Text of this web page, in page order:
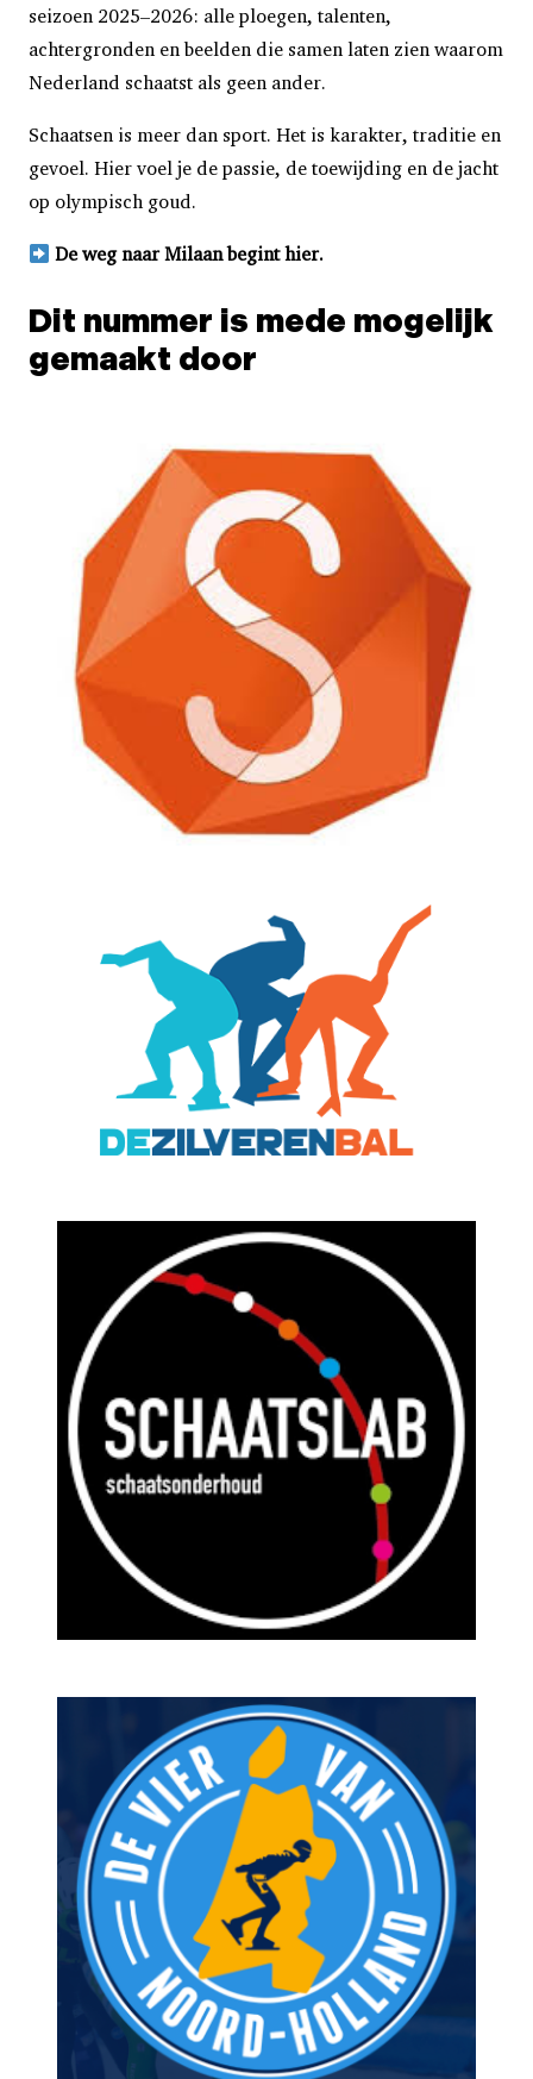
seizoen 2025–2026: alle ploegen, talenten,
achtergronden en beelden die samen laten zien waarom
Nederland schaatst als geen ander.
Schaatsen is meer dan sport. Het is karakter, traditie en
gevoel. Hier voel je de passie, de toewijding en de jacht
op olympisch goud.
De weg naar Milaan begint hier.
Dit nummer is mede mogelijk
gemaakt door